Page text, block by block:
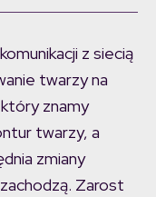
z siecią
twarzy na
znamy
twarzy, a
zmiany
Zarost